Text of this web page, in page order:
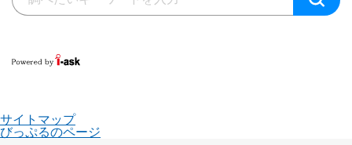
サイトマップ
びっぷるのページ